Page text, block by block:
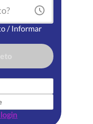
/ Informar